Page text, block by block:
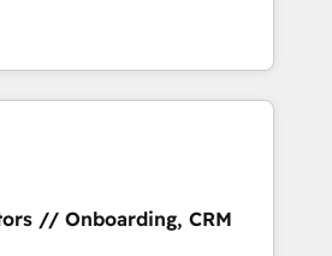
A methodology designed to
effectively and optimize your
our growth-first
brands dominate their
their marketing and
growth. Our offer spans
We specialize in CRM
web design, sales
working with tech companies
since 2002, we are committed to
and developing their
with HubSpot through
// Onboarding, CRM